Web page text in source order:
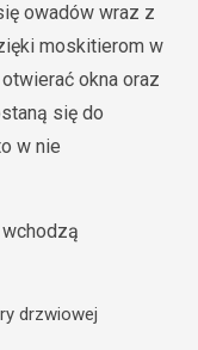
owadów wraz z
moskitierom w
okna oraz
się do
w nie
wchodzą
drzwiowej